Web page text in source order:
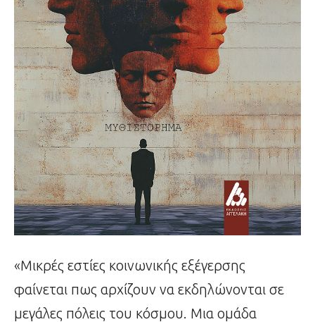
«Μικρές εστίες κοινωνικής εξέγερσης
φαίνεται πως αρχίζουν να εκδηλώνονται σε
μεγάλες πόλεις του κόσμου. Μια ομάδα